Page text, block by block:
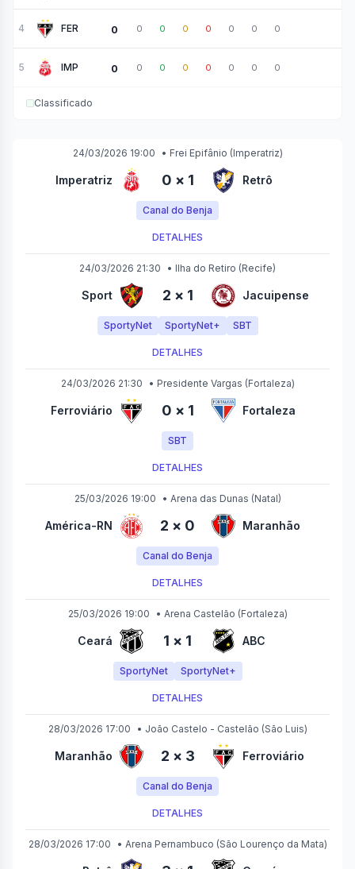
4 FER 0 0 0 0 0 0 0 0
5 IMP 0 0 0 0 0 0 0 0
Classificado
24/03/2026 19:00 • Frei Epifânio (Imperatriz)
Imperatriz 0 × 1 Retrô
Canal do Benja
DETALHES
24/03/2026 21:30 • Ilha do Retiro (Recife)
Sport 2 × 1 Jacuipense
SportyNet SportyNet+ SBT
DETALHES
24/03/2026 21:30 • Presidente Vargas (Fortaleza)
Ferroviário 0 × 1 Fortaleza
SBT
DETALHES
25/03/2026 19:00 • Arena das Dunas (Natal)
América-RN 2 × 0 Maranhão
Canal do Benja
DETALHES
25/03/2026 19:00 • Arena Castelão (Fortaleza)
Ceará 1 × 1 ABC
SportyNet SportyNet+
DETALHES
28/03/2026 17:00 • João Castelo - Castelão (São Luis)
Maranhão 2 × 3 Ferroviário
Canal do Benja
DETALHES
28/03/2026 17:00 • Arena Pernambuco (São Lourenço da Mata)